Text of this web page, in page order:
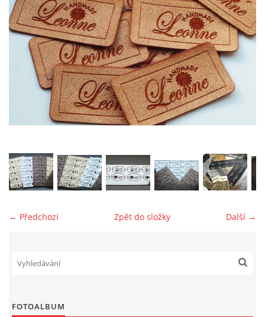
MOJE POSLEDNÍ PRÁCE
jk-laguna@seznam.cz
← Předchozí Další →
Zpět do složky
FOTOALBUM